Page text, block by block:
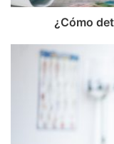
¿Cómo